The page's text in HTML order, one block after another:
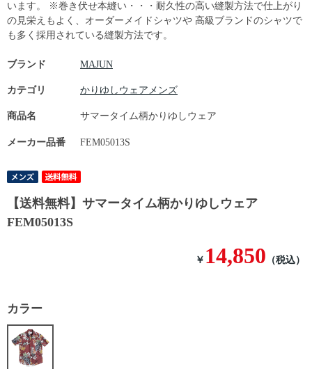
【送料無料】サマータイム柄かりゆしウェア
FEM05013S
￥ 14,850 （税込）
カラー
います。 ※巻き伏せ本縫い・・・耐久性の高い縫製方法で仕上がり
の見栄えもよく、オーダーメイドシャツや 高級ブランドのシャツで
も多く採用されている縫製方法です。
ブランド MAJUN
カテゴリ かりゆしウェアメンズ
商品名 サマータイム柄かりゆしウェア
メーカー品番 FEM05013S